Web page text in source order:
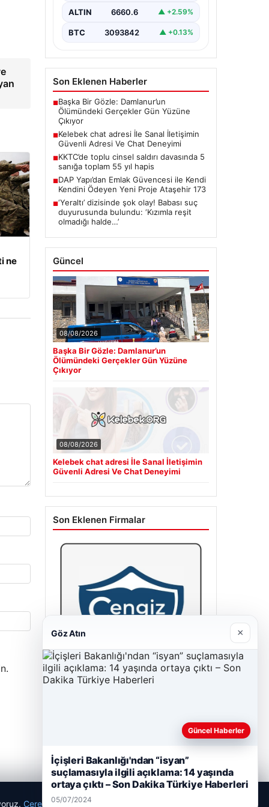
ne
Günümüzde birçok…
ALTIN 6660.6 ▲ +2.59%
BTC 3093842 ▲ +0.13%
Son Eklenen Haberler
■Başka Bir Gözle: Damlanur’un
Ölümündeki Gerçekler Gün Yüzüne
Çıkıyor
■Kelebek chat adresi İle Sanal İletişimin
Güvenli Adresi Ve Chat Deneyimi
■KKTC’de toplu cinsel saldırı davasında 5
sanığa toplam 55 yıl hapis
■DAP Yapı’dan Emlak Güvencesi ile Kendi
Kendini Ödeyen Yeni Proje Ataşehir 173
■‘Yeraltı’ dizisinde şok olay! Babası suç
duyurusunda bulundu: ‘Kızımla reşit
olmadığı halde…’
Güncel
08/08/2026
Başka Bir Gözle: Damlanur’un
Ölümündeki Gerçekler Gün Yüzüne
Çıkıyor
08/08/2026
Kelebek chat adresi İle Sanal İletişimin
Güvenli Adresi Ve Chat Deneyimi
Son Eklenen Firmalar
Çerez Politikamız
Göz Atın ×
Güncel Haberler
İçişleri Bakanlığı'ndan “isyan”
suçlamasıyla ilgili açıklama: 14 yaşında
ortaya çıktı – Son Dakika Türkiye Haberleri
05/07/2024